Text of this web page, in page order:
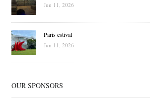
Jun 11, 2026
Paris estival
Jun 11, 2026
OUR SPONSORS